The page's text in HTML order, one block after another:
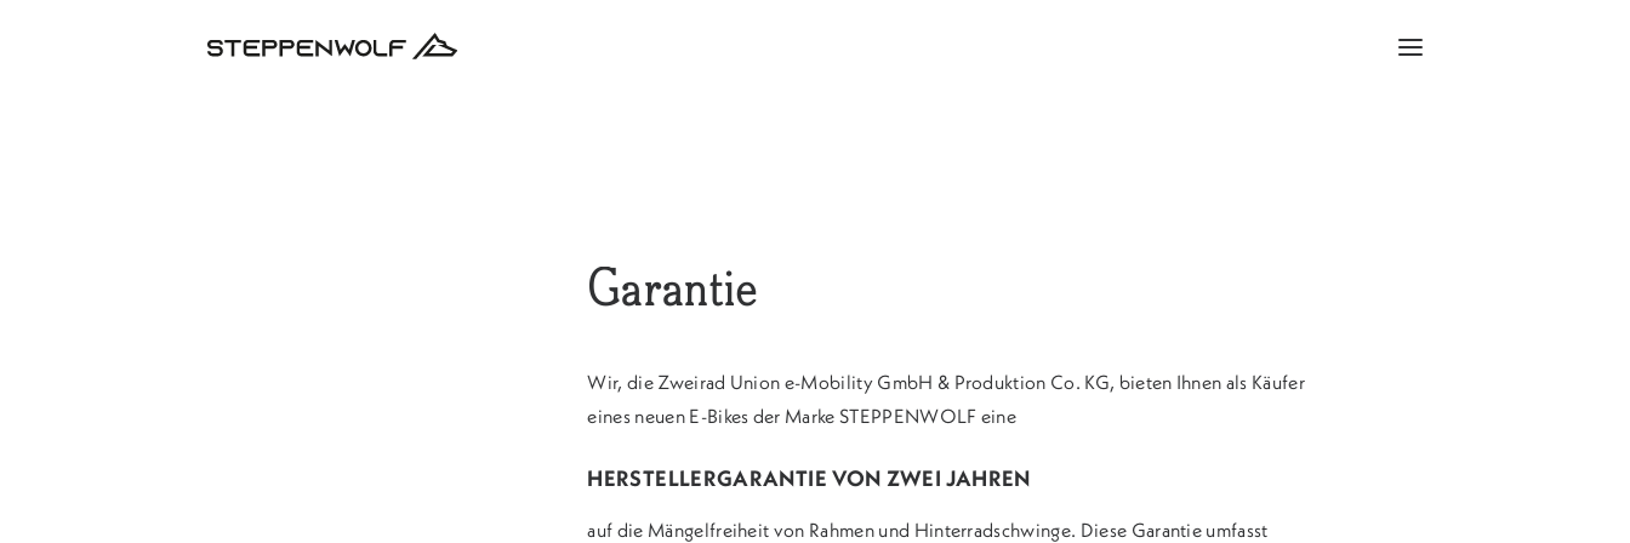
Garantie
Wir, die Zweirad Union e-Mobility GmbH & Produktion Co. KG, bieten Ihnen als Käufer
eines neuen E-Bikes der Marke STEPPENWOLF eine
HERSTELLERGARANTIE VON ZWEI JAHREN
auf die Mängelfreiheit von Rahmen und Hinterradschwinge. Diese Garantie umfasst